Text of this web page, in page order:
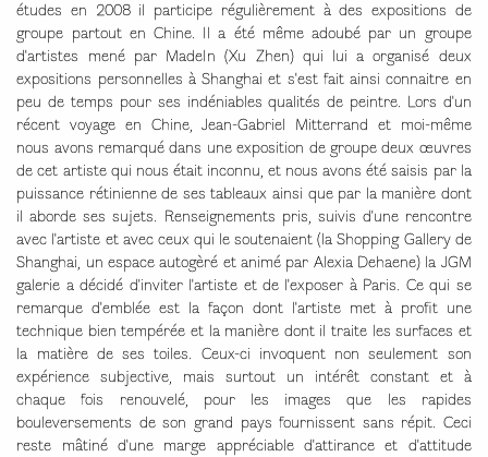
études en 2008 il participe régulièrement à des expositions de
groupe partout en Chine. Il a été même adoubé par un groupe
d'artistes mené par MadeIn (Xu Zhen) qui lui a organisé deux
expositions personnelles à Shanghai et s'est fait ainsi connaitre en
peu de temps pour ses indéniables qualités de peintre. Lors d'un
récent voyage en Chine, Jean-Gabriel Mitterrand et moi-même
nous avons remarqué dans une exposition de groupe deux œuvres
de cet artiste qui nous était inconnu, et nous avons été saisis par la
puissance rétinienne de ses tableaux ainsi que par la manière dont
il aborde ses sujets. Renseignements pris, suivis d'une rencontre
avec l'artiste et avec ceux qui le soutenaient (la Shopping Gallery de
Shanghai, un espace autogèré et animé par Alexia Dehaene) la JGM
galerie a décidé d'inviter l'artiste et de l'exposer à Paris. Ce qui se
remarque d'emblée est la façon dont l'artiste met à profit une
technique bien tempérée et la manière dont il traite les surfaces et
la matière de ses toiles. Ceux-ci invoquent non seulement son
expérience subjective, mais surtout un intérêt constant et à
chaque fois renouvelé, pour les images que les rapides
bouleversements de son grand pays fournissent sans répit. Ceci
reste mâtiné d'une marge appréciable d'attirance et d'attitude